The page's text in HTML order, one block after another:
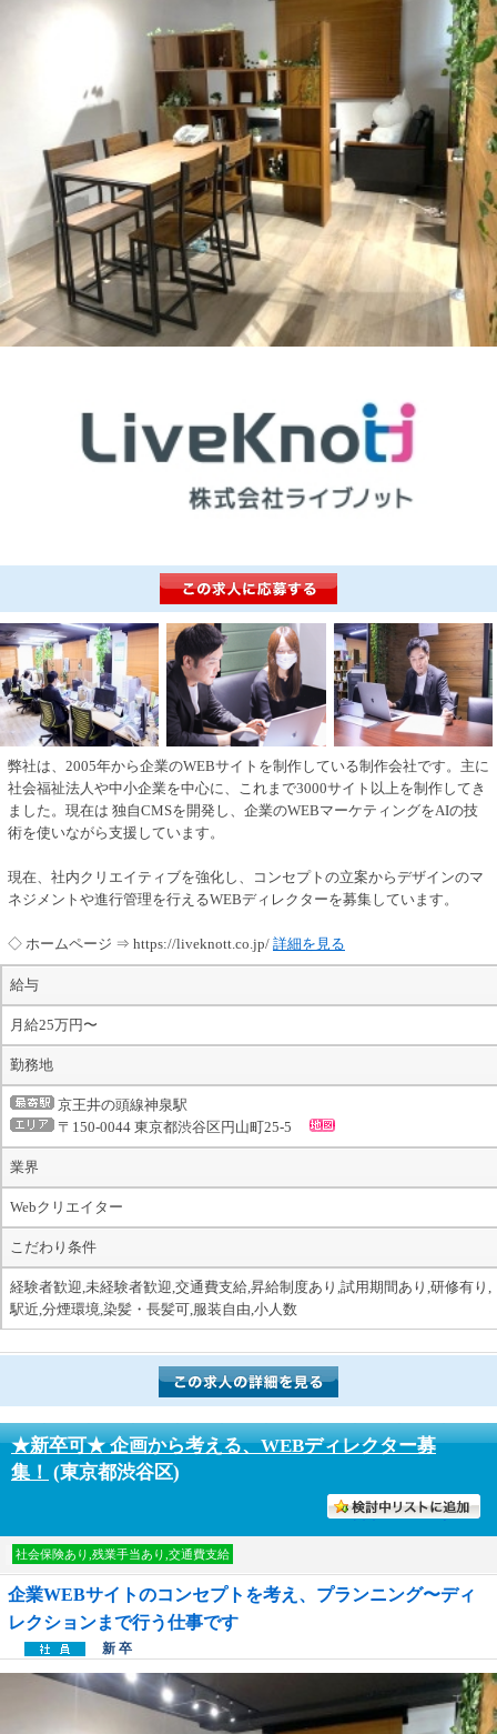
弊社は、2005年から企業のWEBサイトを制作している制作会社です。主に
社会福祉法人や中小企業を中心に、これまで3000サイト以上を制作してき
ました。現在は 独自CMSを開発し、企業のWEBマーケティングをAIの技
術を使いながら支援しています。
現在、社内クリエイティブを強化し、コンセプトの立案からデザインのマ
ネジメントや進行管理を行えるWEBディレクターを募集しています。
◇ ホームページ ⇒ https://liveknott.co.jp/ 詳細を見る
給与
月給25万円〜
勤務地
京王井の頭線神泉駅
〒150-0044 東京都渋谷区円山町25-5
業界
Webクリエイター
こだわり条件
経験者歓迎,未経験者歓迎,交通費支給,昇給制度あり,試用期間あり,研修有り,
駅近,分煙環境,染髪・長髪可,服装自由,小人数
★新卒可★ 企画から考える、WEBディレクター募
集！ (東京都渋谷区)
社会保険あり,残業手当あり,交通費支給
企業WEBサイトのコンセプトを考え、プランニング〜ディ
レクションまで行う仕事です
新 卒